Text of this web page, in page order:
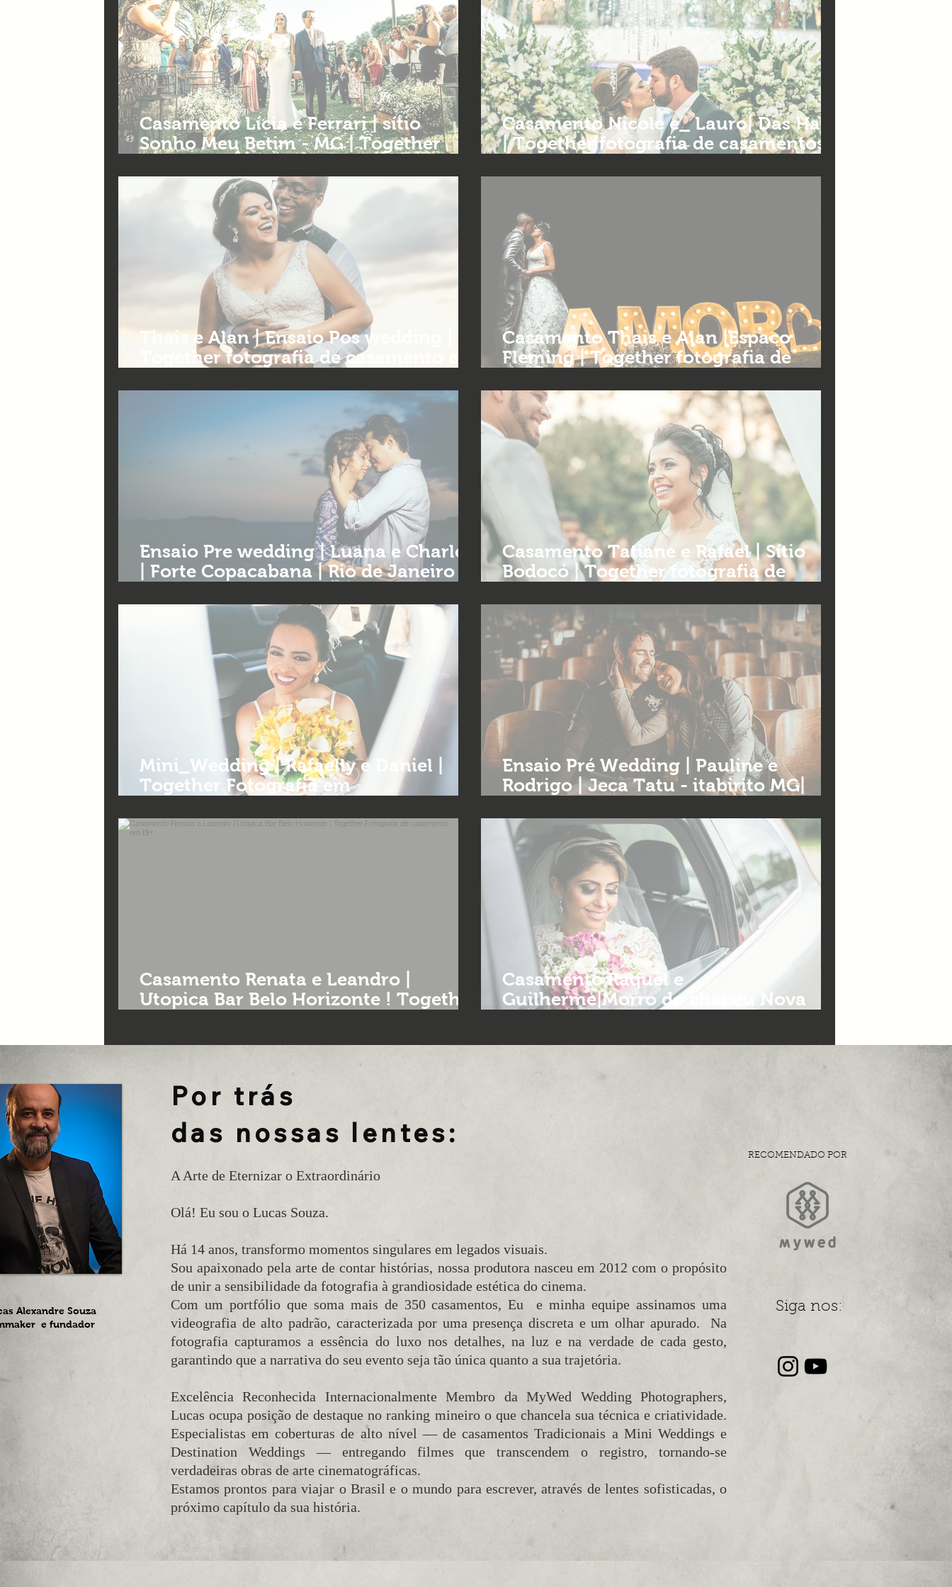
Casamento Lícia e Ferrari | sítio
Sonho Meu Betim - MG | Together
Casamento Nicole e_ Lauro| Das Haus
| Together fotografia de casamentos
Thais e Alan | Ensaio Pos wedding |
Together fotografia de casamento em
Casamento Thais e Alan |Espaco
Fleming | Together fotografia de
Ensaio Pre wedding | Luana e Charles
| Forte Copacabana | Rio de Janeiro |
Casamento Tatiane e Rafael | Sítio
Bodocó | Together fotografia de
Mini_Wedding | Rafaelly e Daniel |
Together Fotografia em
Ensaio Pré Wedding | Pauline e
Rodrigo | Jeca Tatu - itabirito MG|
Casamento Renata e Leandro |
Utopica Bar Belo Horizonte ! Together
Casamento Raquel e
Guilherme|Morro do chapéu Nova
Alexandre Souza
e fundador
Por trás
das nossas lentes:
A Arte de Eternizar o Extraordinário
Olá! Eu sou o Lucas Souza.
Há 14 anos, transformo momentos singulares em legados visuais.
Sou apaixonado pela arte de contar histórias, nossa produtora nasceu em 2012 com o propósito
de unir a sensibilidade da fotografia à grandiosidade estética do cinema.
Com um portfólio que soma mais de 350 casamentos, Eu e minha equipe assinamos uma
videografia de alto padrão, caracterizada por uma presença discreta e um olhar apurado. Na
fotografia capturamos a essência do luxo nos detalhes, na luz e na verdade de cada gesto,
garantindo que a narrativa do seu evento seja tão única quanto a sua trajetória.
Excelência Reconhecida Internacionalmente Membro da MyWed Wedding Photographers,
Lucas ocupa posição de destaque no ranking mineiro o que chancela sua técnica e criatividade.
Especialistas em coberturas de alto nível — de casamentos Tradicionais a Mini Weddings e
Destination Weddings — entregando filmes que transcendem o registro, tornando-se
verdadeiras obras de arte cinematográficas.
Estamos prontos para viajar o Brasil e o mundo para escrever, através de lentes sofisticadas, o
próximo capítulo da sua história.
RECOMENDADO POR
Siga nos: